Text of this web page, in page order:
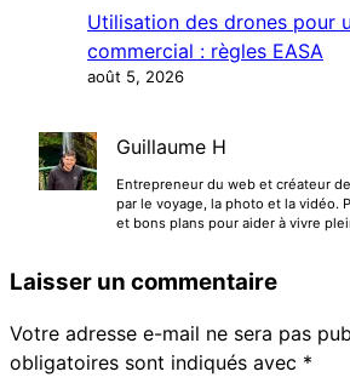
Utilisation des drones pour
commercial : règles EASA
août 5, 2026
Guillaume H
Entrepreneur du web et créateur
par le voyage, la photo et la vidéo.
et bons plans pour aider à vivre
Laisser un commentaire
Votre adresse e-mail ne sera pas
obligatoires sont indiqués avec *